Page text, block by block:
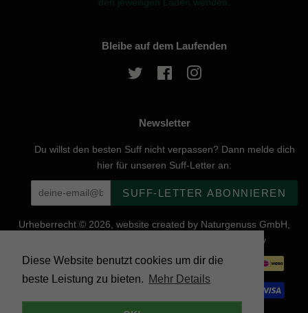
Diese Website benutzt cookies um dir die
beste Leistung zu bieten. Mehr Details
den jeweiligen Laden wenden.
Bleibe auf dem Laufenden
Twitter Facebook
Newsletter
Du willst den besten Suff nicht verpassen? Dann melde dich
hier für unseren Suff-Letter an:
SUFF-LETTER ABONNIEREN
Urheberrecht © 2026, website created by Naturgenuss GmbH,
Nobelstraße 20, 12057 Berlin - Powered by Shopify
Zahlungsarten